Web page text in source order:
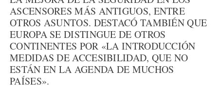
ASCENSORES MÁS ANTIGUOS, ENTRE
OTROS ASUNTOS. DESTACÓ TAMBIÉN QUE
EUROPA SE DISTINGUE DE OTROS
CONTINENTES POR «LA INTRODUCCIÓN
MEDIDAS DE ACCESIBILIDAD, QUE NO
ESTÁN EN LA AGENDA DE MUCHOS
PAÍSES».